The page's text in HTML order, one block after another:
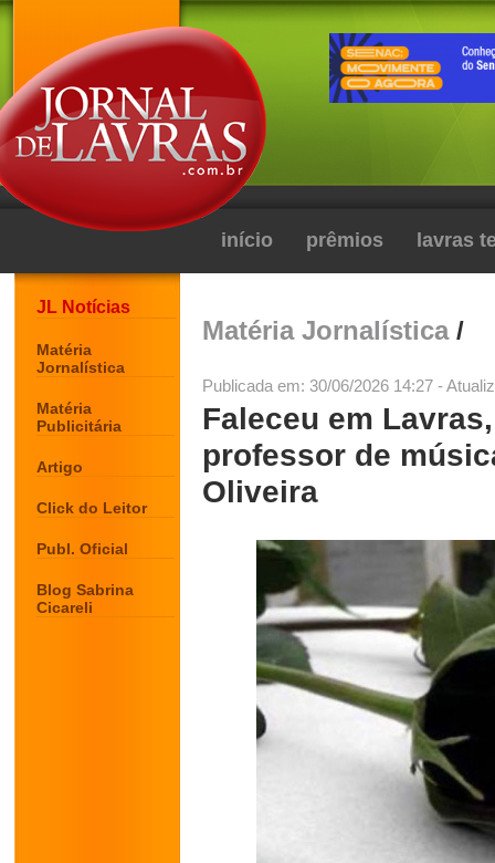
início prêmios lavras
JL Notícias
Matéria
Jornalística
Matéria
Publicitária
Artigo
Click do Leitor
Publ. Oficial
Blog Sabrina
Cicareli
Matéria Jornalística/
Publicada em: 30/06/2026 14:27 -
Faleceu em
professor de
Oliveira